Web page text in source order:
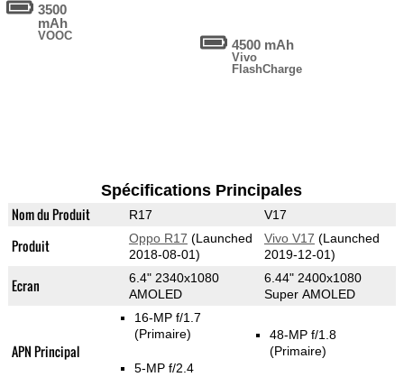
3500
mAh
VOOC
4500 mAh
Vivo
FlashCharge
Spécifications Principales
Nom du Produit R17 V17
Produit Oppo R17 (Launched
2018-08-01)
Vivo V17 (Launched
2019-12-01)
Ecran
6.4" 2340x1080
AMOLED
6.44" 2400x1080
Super AMOLED
APN Principal
16-MP f/1.7
(Primaire)
5-MP f/2.4
48-MP f/1.8
(Primaire)